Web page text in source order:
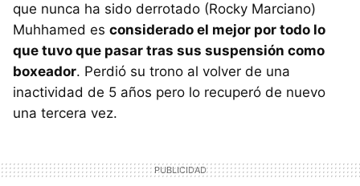
que nunca ha sido derrotado (Rocky Marciano)
Muhhamed es considerado el mejor por todo lo
que tuvo que pasar tras sus suspensión como
boxeador. Perdió su trono al volver de una
inactividad de 5 años pero lo recuperó de nuevo
una tercera vez.